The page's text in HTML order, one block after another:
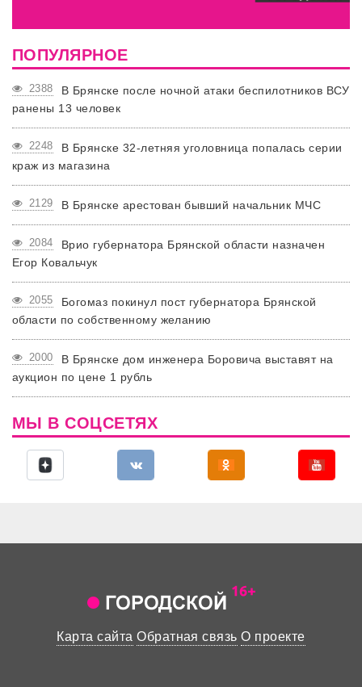
ПОПУЛЯРНОЕ
2388
В Брянске после ночной атаки беспилотников ВСУ
ранены 13 человек
2248
В Брянске 32-летняя уголовница попалась серии
краж из магазина
2129 В Брянске арестован бывший начальник МЧС
2084
Врио губернатора Брянской области назначен
Егор Ковальчук
2055
Богомаз покинул пост губернатора Брянской
области по собственному желанию
2000
В Брянске дом инженера Боровича выставят на
аукцион по цене 1 рубль
МЫ В СОЦСЕТЯХ
Карта сайта Обратная связь О проекте